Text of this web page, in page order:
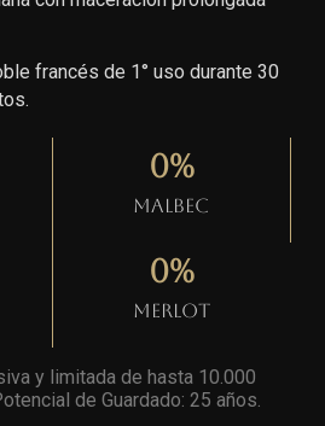
francés de 1° uso durante 30
Malbec
0%
Merlot
0%
y limitada de hasta 10.000
de Guardado: 25 años